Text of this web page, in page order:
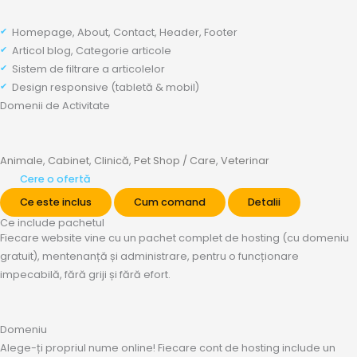
Homepage, About, Contact, Header, Footer
Articol blog, Categorie articole
Sistem de filtrare a articolelor
Design responsive (tabletă & mobil)
Domenii de Activitate
Animale, Cabinet, Clinică, Pet Shop / Care, Veterinar
Cere o ofertă
Ce este inclus
Cum comand
Detalii
Ce include pachetul
Fiecare website vine cu un pachet complet de hosting (cu domeniu
gratuit), mentenanță și administrare, pentru o funcționare
impecabilă, fără griji și fără efort.
Domeniu
Alege-ți propriul nume online! Fiecare cont de hosting include un